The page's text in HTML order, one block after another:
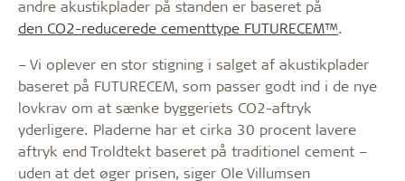
andre akustikplader på standen er baseret på
den CO2-reducerede cementtype FUTURECEM™.
– Vi oplever en stor stigning i salget af akustikplader
baseret på FUTURECEM, som passer godt ind i de nye
lovkrav om at sænke byggeriets CO2-aftryk
yderligere. Pladerne har et cirka 30 procent lavere
aftryk end Troldtekt baseret på traditionel cement –
uden at det øger prisen, siger Ole Villumsen